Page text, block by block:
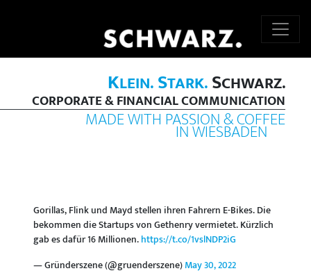
KLEIN.STARK.SCHWARZ.
CORPORATE & FINANCIAL COMMUNICATION
MADE WITH PASSION & COFFEE
IN WIESBADEN
Gorillas, Flink und Mayd stellen ihren Fahrern E-Bikes. Die
bekommen die Startups von Gethenry vermietet. Kürzlich
gab es dafür 16 Millionen.https://t.co/1vslNDP2iG
— Gründerszene (@gruenderszene)May 30, 2022